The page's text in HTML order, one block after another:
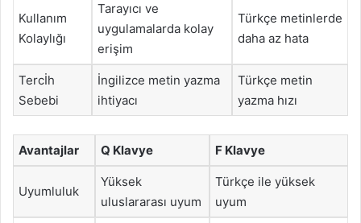
Kullanım
Kolaylığı
Tarayıcı ve
uygulamalarda kolay
erişim
Türkçe metinlerde
daha az hata
Tercİh
Sebebi
İngilizce metin yazma
ihtiyacı
Türkçe metin
yazma hızı
Avantajlar Q Klavye F Klavye
Uyumluluk
Yüksek
uluslararası uyum
Türkçe ile yüksek
uyum